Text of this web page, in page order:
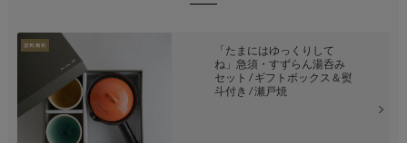
「たまにはゆっくりして
ね」急須・すずらん湯呑み
セット / ギフトボックス＆熨
斗付き / 瀬戸焼